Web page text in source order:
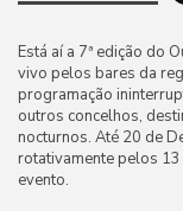
Está aí a 7ª edição do
vivo pelos bares da
programação
outros concelhos,
nocturnos. Até 20 de
rotativamente pelos
evento.